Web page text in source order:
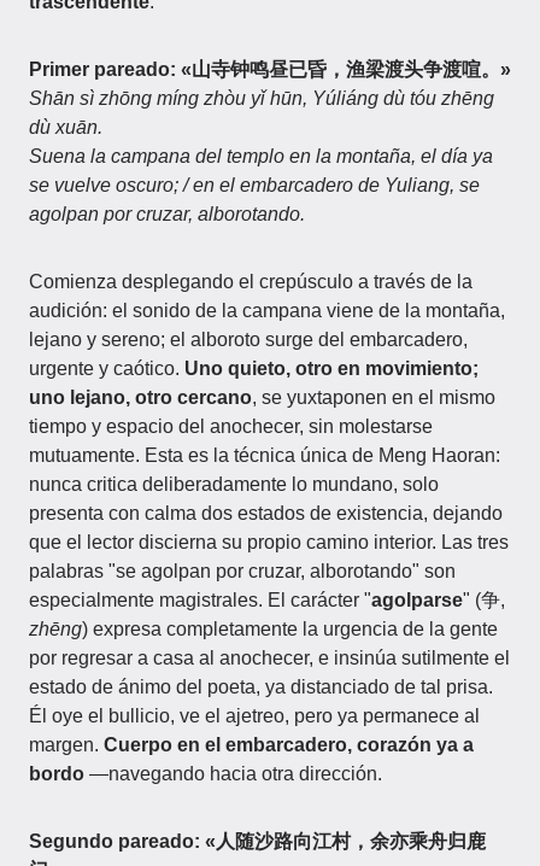
Primer pareado: «山寺钟鸣昼已昏，渔梁渡头争渡喧。»
Shān sì zhōng míng zhòu yǐ hūn, Yúliáng dù tóu zhēng
dù xuān.
Suena la campana del templo en la montaña, el día ya
se vuelve oscuro; / en el embarcadero de Yuliang, se
agolpan por cruzar, alborotando.
Comienza desplegando el crepúsculo a través de la
audición: el sonido de la campana viene de la montaña,
lejano y sereno; el alboroto surge del embarcadero,
urgente y caótico. Uno quieto, otro en movimiento;
uno lejano, otro cercano, se yuxtaponen en el mismo
tiempo y espacio del anochecer, sin molestarse
mutuamente. Esta es la técnica única de Meng Haoran:
nunca critica deliberadamente lo mundano, solo
presenta con calma dos estados de existencia, dejando
que el lector discierna su propio camino interior. Las tres
palabras "se agolpan por cruzar, alborotando" son
especialmente magistrales. El carácter "agolparse" (争,
zhēng) expresa completamente la urgencia de la gente
por regresar a casa al anochecer, e insinúa sutilmente el
estado de ánimo del poeta, ya distanciado de tal prisa.
Él oye el bullicio, ve el ajetreo, pero ya permanece al
margen. Cuerpo en el embarcadero, corazón ya a
bordo —navegando hacia otra dirección.
Segundo pareado: «人随沙路向江村，余亦乘舟归鹿